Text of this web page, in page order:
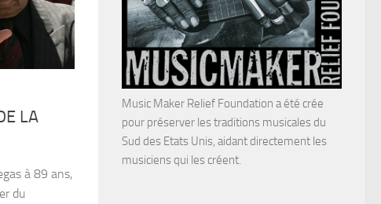
LA
à 89 ans,
du
Music Maker Relief Foundation a été crée
pour préserver les traditions musicales du
Sud des Etats Unis, aidant directement les
musiciens qui les créent.